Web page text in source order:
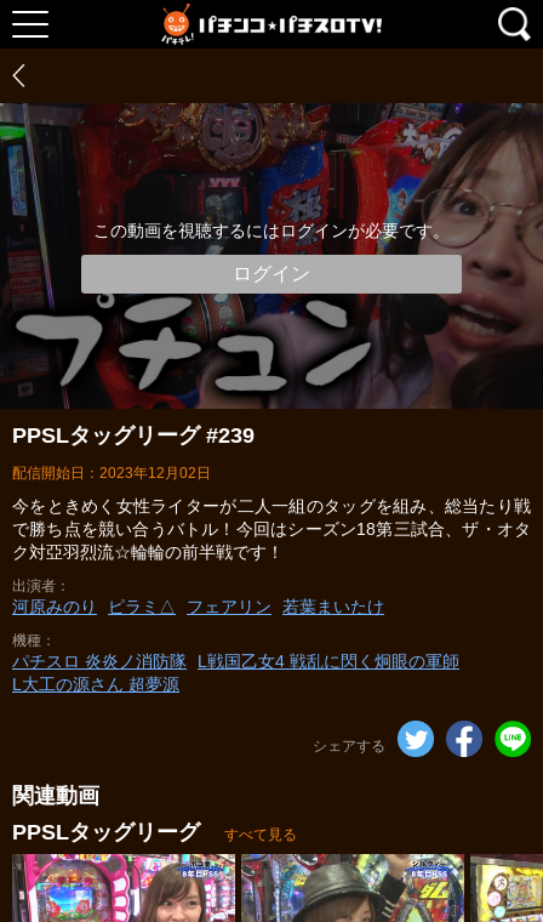
この動画を視聴するにはログインが必要です。
ログイン
PPSLタッグリーグ #239
配信開始日：2023年12月02日
今をときめく女性ライターが二人一組のタッグを組み、総当たり戦
で勝ち点を競い合うバトル！今回はシーズン18第三試合、ザ・オタ
ク対亞羽烈流☆輪輪の前半戦です！
出演者
河原みのり ピラミ△ フェアリン 若葉まいたけ
機種
パチスロ 炎炎ノ消防隊
L戦国乙女4 戦乱に閃く炯眼の軍師
L大工の源さん 超夢源
シェアする
関連動画
PPSLタッグリーグ
すべて見る